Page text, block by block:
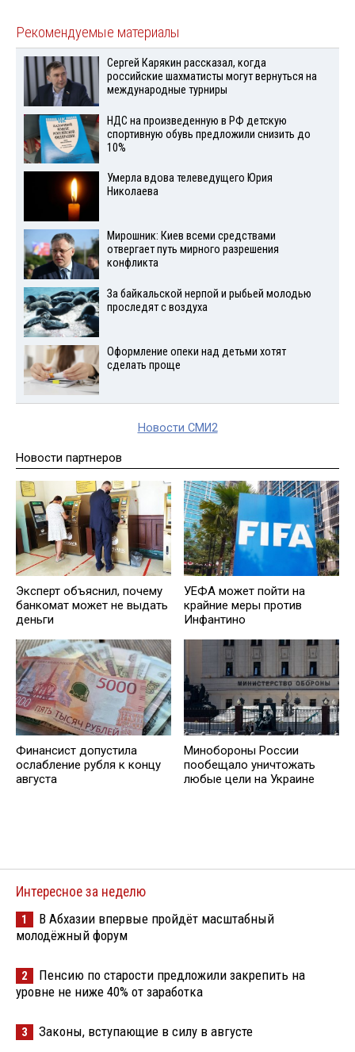
Рекомендуемые материалы
Сергей Карякин рассказал, когда
российские шахматисты могут вернуться на
международные турниры
НДС на произведенную в РФ детскую
спортивную обувь предложили снизить до
10%
Умерла вдова телеведущего Юрия
Николаева
Мирошник: Киев всеми средствами
отвергает путь мирного разрешения
конфликта
За байкальской нерпой и рыбьей молодью
проследят с воздуха
Оформление опеки над детьми хотят
сделать проще
Новости СМИ2
Новости партнеров
Эксперт oбъяснил, почему
банкомат может не выдать
деньги
УЕФА может пойти на
крайние меры против
Инфантино
Финансист допустила
ослабление рубля к концу
августа
Минобороны России
пообещало уничтожать
любые цели на Украине
Интересное за неделю
1
В Абхазии впервые пройдёт масштабный
молодёжный форум
2
Пенсию по старости предложили закрепить на
уровне не ниже 40% от заработка
3 Законы, вступающие в силу в августе